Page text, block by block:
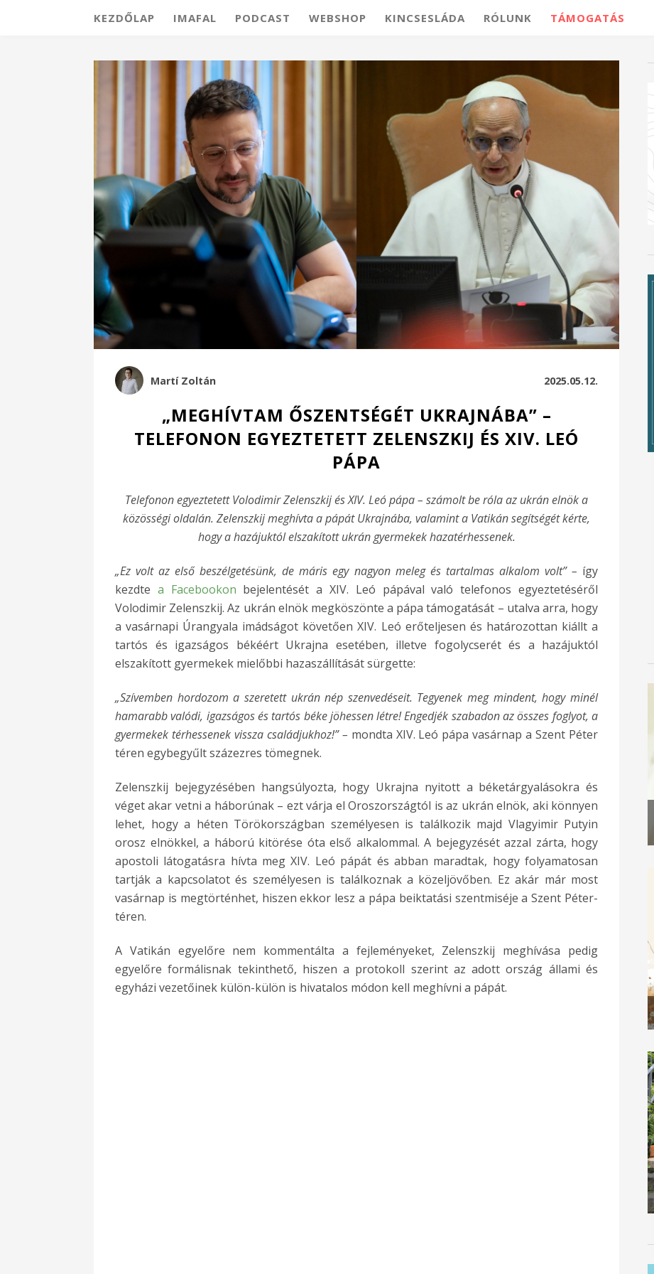
KEZDŐLAP IMAFAL PODCAST WEBSHOP KINCSESLÁDA RÓLUNK TÁMOGATÁS
Martí Zoltán 2025.05.12.
„MEGHÍVTAM ŐSZENTSÉGÉT UKRAJNÁBA” –
TELEFONON EGYEZTETETT ZELENSZKIJ ÉS XIV. LEÓ
PÁPA
Telefonon egyeztetett Volodimir Zelenszkij és XIV. Leó pápa – számolt be róla az ukrán elnök a
közösségi oldalán. Zelenszkij meghívta a pápát Ukrajnába, valamint a Vatikán segítségét kérte,
hogy a hazájuktól elszakított ukrán gyermekek hazatérhessenek.
„Ez volt az első beszélgetésünk, de máris egy nagyon meleg és tartalmas alkalom volt” – így
kezdte a Facebookon bejelentését a XIV. Leó pápával való telefonos egyeztetéséről
Volodimir Zelenszkij. Az ukrán elnök megköszönte a pápa támogatását – utalva arra, hogy
a vasárnapi Úrangyala imádságot követően XIV. Leó erőteljesen és határozottan kiállt a
tartós és igazságos békéért Ukrajna esetében, illetve fogolycserét és a hazájuktól
elszakított gyermekek mielőbbi hazaszállítását sürgette:
„Szívemben hordozom a szeretett ukrán nép szenvedéseit. Tegyenek meg mindent, hogy minél
hamarabb valódi, igazságos és tartós béke jöhessen létre! Engedjék szabadon az összes foglyot, a
gyermekek térhessenek vissza családjukhoz!” – mondta XIV. Leó pápa vasárnap a Szent Péter
téren egybegyűlt százezres tömegnek.
Zelenszkij bejegyzésében hangsúlyozta, hogy Ukrajna nyitott a béketárgyalásokra és
véget akar vetni a háborúnak – ezt várja el Oroszországtól is az ukrán elnök, aki könnyen
lehet, hogy a héten Törökországban személyesen is találkozik majd Vlagyimir Putyin
orosz elnökkel, a háború kitörése óta első alkalommal. A bejegyzését azzal zárta, hogy
apostoli látogatásra hívta meg XIV. Leó pápát és abban maradtak, hogy folyamatosan
tartják a kapcsolatot és személyesen is találkoznak a közeljövőben. Ez akár már most
vasárnap is megtörténhet, hiszen ekkor lesz a pápa beiktatási szentmiséje a Szent Péter-
téren.
A Vatikán egyelőre nem kommentálta a fejleményeket, Zelenszkij meghívása pedig
egyelőre formálisnak tekinthető, hiszen a protokoll szerint az adott ország állami és
egyházi vezetőinek külön-külön is hivatalos módon kell meghívni a pápát.